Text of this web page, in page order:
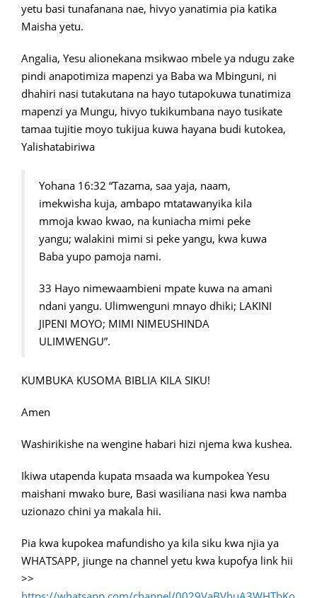
yetu basi tunafanana nae, hivyo yanatimia pia katika
Maisha yetu.
Angalia, Yesu alionekana msikwao mbele ya ndugu zake
pindi anapotimiza mapenzi ya Baba wa Mbinguni, ni
dhahiri nasi tutakutana na hayo tutapokuwa tunatimiza
mapenzi ya Mungu, hivyo tukikumbana nayo tusikate
tamaa tujitie moyo tukijua kuwa hayana budi kutokea,
Yalishatabiriwa
Yohana 16:32 “Tazama, saa yaja, naam,
imekwisha kuja, ambapo mtatawanyika kila
mmoja kwao kwao, na kuniacha mimi peke
yangu; walakini mimi si peke yangu, kwa kuwa
Baba yupo pamoja nami.
33 Hayo nimewaambieni mpate kuwa na amani
ndani yangu. Ulimwenguni mnayo dhiki; LAKINI
JIPENI MOYO; MIMI NIMEUSHINDA
ULIMWENGU”.
KUMBUKA KUSOMA BIBLIA KILA SIKU!
Amen
Washirikishe na wengine habari hizi njema kwa kushea.
Ikiwa utapenda kupata msaada wa kumpokea Yesu
maishani mwako bure, Basi wasiliana nasi kwa namba
uzionazo chini ya makala hii.
Pia kwa kupokea mafundisho ya kila siku kwa njia ya
WHATSAPP, jiunge na channel yetu kwa kupofya link hii
>>